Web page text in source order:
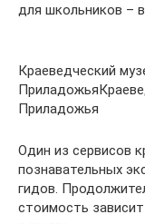
для школьников –
Краеведческий
Приладожья
Один из сервисов
познавательных
гидов.
стоимость